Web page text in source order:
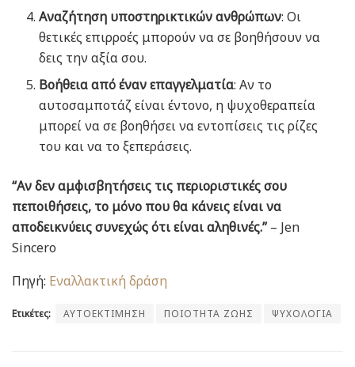
Αναζήτηση υποστηρικτικών ανθρώπων: Οι
θετικές επιρροές μπορούν να σε βοηθήσουν να
δεις την αξία σου.
Βοήθεια από έναν επαγγελματία: Αν το
αυτοσαμποτάζ είναι έντονο, η ψυχοθεραπεία
μπορεί να σε βοηθήσει να εντοπίσεις τις ρίζες
του και να το ξεπεράσεις.
“Αν δεν αμφισβητήσεις τις περιοριστικές σου
πεποιθήσεις, το μόνο που θα κάνεις είναι να
αποδεικνύεις συνεχώς ότι είναι αληθινές.” – Jen
Sincero
Πηγή: Εναλλακτική δράση
Ετικέτες: ΑΥΤΟΕΚΤΙΜΗΣΗ ΠΟΙΟΤΗΤΑ ΖΩΗΣ ΨΥΧΟΛΟΓΙΑ